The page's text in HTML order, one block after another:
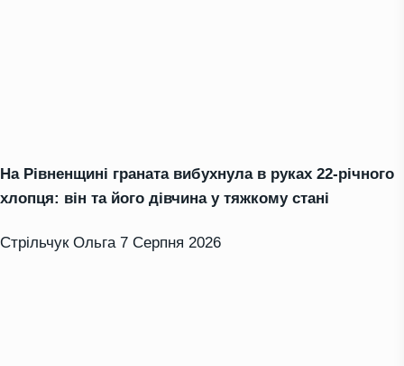
На Рівненщині граната вибухнула в руках 22-річного
хлопця: він та його дівчина у тяжкому стані
Стрільчук Ольга 7 Серпня 2026